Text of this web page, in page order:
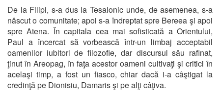
De la Filipi, s-a dus la Tesalonic unde, de asemenea, s-a
născut o comunitate; apoi s-a îndreptat spre Bereea şi apoi
spre Atena. În capitala cea mai sofisticată a Orientului,
Paul a încercat să vorbească într-un limbaj acceptabil
oamenilor iubitori de filozofie, dar discursul său rafinat,
ţinut în Areopag, în faţa acestor oameni cultivaţi şi critici în
acelaşi timp, a fost un fiasco, chiar dacă i-a câştigat la
credinţă pe Dionisiu, Damaris şi pe alţi câţiva.